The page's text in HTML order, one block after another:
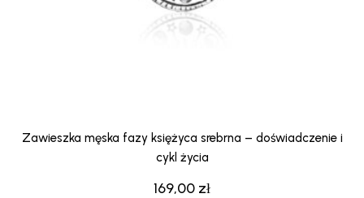
169,00 zł
Zawieszka męska fazy księżyca srebrna – doświadczenie i
cykl życia